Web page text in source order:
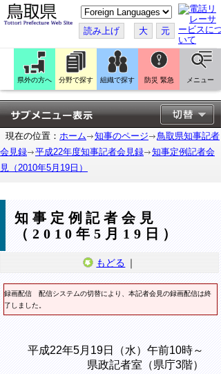
こ
の
ペ
ー
ジ
翻
訳
す
る
読み上げ 大 元
県外の方へ 分野で探す 組織で探す 防災 緊急 メニュー
現在の位置： ホーム 知事のページ
鳥取県知事記者
会見録
平成22年度知事記者会見録
知事定例記者会
見（2010年5月19日）
知事定例記者会見
（2010年5月19日）
もどる ｜
録画配信 配信システムの切替により、本記者会見の録画配信は終
了しました。
平成22年5月19日（水）午前10時～
県政記者室（県庁3階）